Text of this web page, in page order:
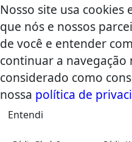
Nosso site usa
que nós e nossos
de você e entender
continuar a navegação
considerado como
nossa política de
Entendi